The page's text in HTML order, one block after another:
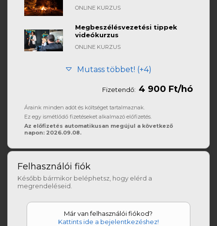
ONLINE KURZUS
Megbeszélésvezetési tippek
videókurzus
ONLINE KURZUS
Mutass többet! (+4)
Fizetendő: 4 900 Ft/hó
Áraink minden adót és költséget tartalmaznak.
Ez egy ismétlődő fizetéseket alkalmazó előfizetés.
Az előfizetés automatikusan megújul a következő
napon: 2026.09.08.
Felhasználói fiók
Később bármikor beléphetsz, hogy elérd a
megrendeléseid.
Már van felhasználói fiókod?
Kattints ide a bejelentkezéshez!